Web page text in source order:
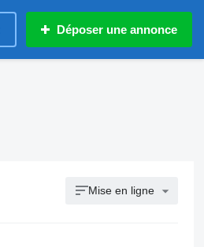
Déposer une annonce
Mise en ligne